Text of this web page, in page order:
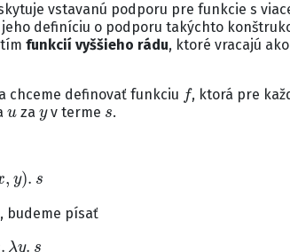
vstavanú podporu pre funkcie s
definíciu o podporu takýchto
funkcií vyššieho rádu, ktoré vracajú ako
chceme definovať funkciu
f
, ktorá pre
u
za
y
v terme
s
.
y ).s
budeme písať
y.s